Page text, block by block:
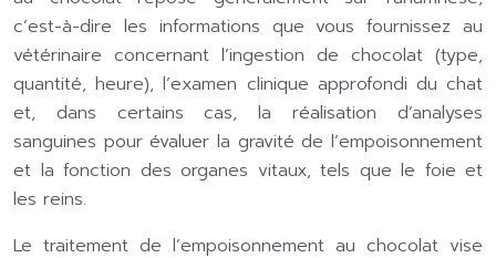
c’est-à-dire les informations que vous fournissez au
vétérinaire concernant l’ingestion de chocolat (type,
quantité, heure), l’examen clinique approfondi du chat
et, dans certains cas, la réalisation d’analyses
sanguines pour évaluer la gravité de l’empoisonnement
et la fonction des organes vitaux, tels que le foie et
les reins.
Le traitement de l’empoisonnement au chocolat vise